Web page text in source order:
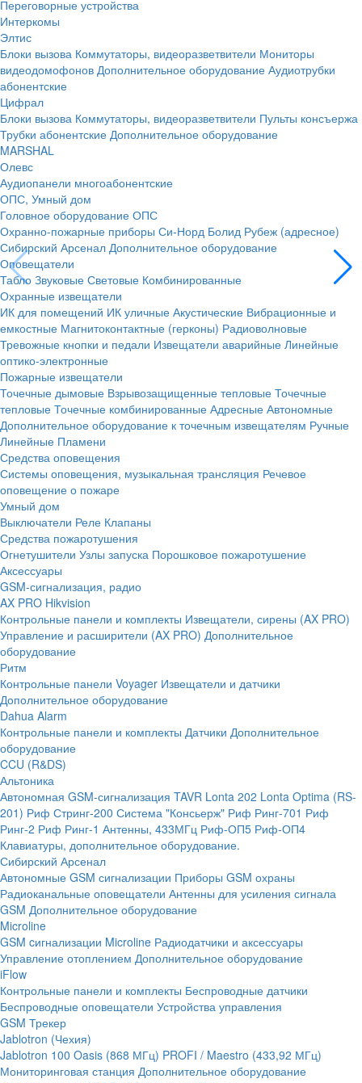
Переговорные устройства
Интеркомы
Элтис
Блоки вызова Коммутаторы, видеоразветвители Мониторы
видеодомофонов Дополнительное оборудование Аудиотрубки
абонентские
Цифрал
Блоки вызова Коммутаторы, видеоразветвители Пульты консъержа
Трубки абонентские Дополнительное оборудование
MARSHAL
Олевс
Аудиопанели многоабонентские
ОПС, Умный дом
Головное оборудование ОПС
Охранно-пожарные приборы Си-Норд Болид Рубеж (адресное)
Сибирский Арсенал Дополнительное оборудование
Оповещатели
Табло Звуковые Световые Комбинированные
Охранные извещатели
ИК для помещений ИК уличные Акустические Вибрационные и
емкостные Магнитоконтактные (герконы) Радиоволновые
Тревожные кнопки и педали Извещатели аварийные Линейные
оптико-электронные
Пожарные извещатели
Точечные дымовые Взрывозащищенные тепловые Точечные
тепловые Точечные комбинированные Адресные Автономные
Дополнительное оборудование к точечным извещателям Ручные
Линейные Пламени
Средства оповещения
Системы оповещения, музыкальная трансляция Речевое
оповещение о пожаре
Умный дом
Выключатели Реле Клапаны
Средства пожаротушения
Огнетушители Узлы запуска Порошковое пожаротушение
Аксессуары
GSM-сигнализация, радио
AX PRO Hikvision
Контрольные панели и комплекты Извещатели, сирены (AX PRO)
Управление и расширители (AX PRO) Дополнительное
оборудование
Ритм
Контрольные панели Voyager Извещатели и датчики
Дополнительное оборудование
Dahua Alarm
Контрольные панели и комплекты Датчики Дополнительное
оборудование
CCU (R&DS)
Альтоника
Автономная GSM-сигнализация TAVR Lonta 202 Lonta Optima (RS-
201) Риф Стринг-200 Система "Консьерж" Риф Ринг-701 Риф
Ринг-2 Риф Ринг-1 Антенны, 433МГц Риф-ОП5 Риф-ОП4
Клавиатуры, дополнительное оборудование.
Сибирский Арсенал
Автономные GSM сигнализации Приборы GSM охраны
Радиоканальные оповещатели Антенны для усиления сигнала
GSM Дополнительное оборудование
Microline
GSM cигнализации Microline Радиодатчики и аксессуары
Управление отоплением Дополнительное оборудование
iFlow
Контрольные панели и комплекты Беспроводные датчики
Беспроводные оповещатели Устройства управления
GSM Трекер
Jablotron (Чехия)
Jablotron 100 Oasis (868 МГц) PROFI / Maestro (433,92 МГц)
Мониторинговая станция Дополнительное оборудование